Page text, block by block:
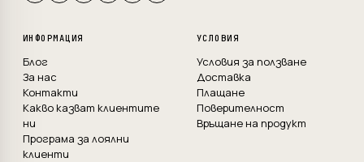
ИНФОРМАЦИЯ
Блог
За нас
Контакти
Какво казват клиентите
ни
Програма за лоялни
клиенти
УСЛОВИЯ
Условия за ползване
Доставка
Плащане
Поверителност
Връщане на продукт